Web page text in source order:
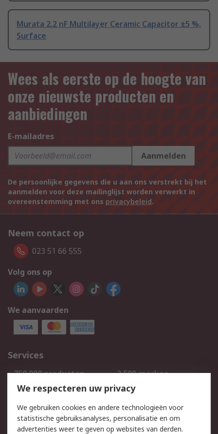
Murata 2.2 nF Multilayer Ceramic Capacitor ±5 %,
Surface
Wees als eerste op de hoogte van
onze nieuwste producten en
aanbiedingen
E-mailadres
Aanmelden
De persoonlijke gegevens die u aan ons verstrekt bij het
aanmelden voor deze mailinglijst worden verwerkt in
overeenstemming met ons privacybeleid.
Neem contact op
023 51 66 555
Volg ons op
We aanvaarden
Services
750.000 producten
2.500 merken
Bestellen
Inkoopoplossingen
Track & Trace
We respecteren uw privacy
We gebruiken cookies en andere technologieën voor
statistische gebruiksanalyses, personalisatie en om
advertenties weer te geven op websites van derden.